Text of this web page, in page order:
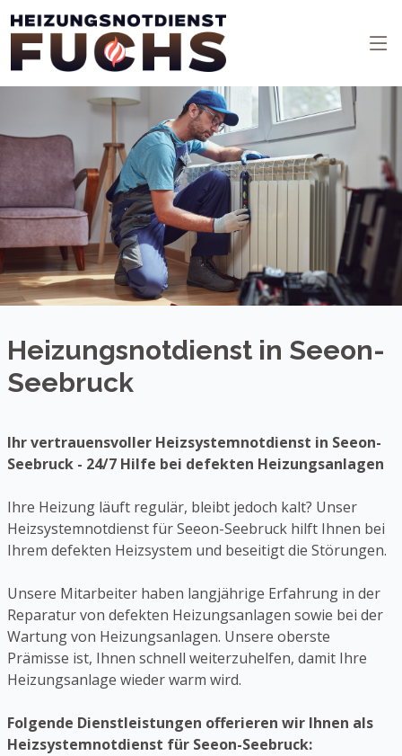
Heizungsnotdienst in Seeon-
Seebruck
Ihr vertrauensvoller Heizsystemnotdienst in Seeon-
Seebruck - 24/7 Hilfe bei defekten Heizungsanlagen
Ihre Heizung läuft regulär, bleibt jedoch kalt? Unser
Heizsystemnotdienst für Seeon-Seebruck hilft Ihnen bei
Ihrem defekten Heizsystem und beseitigt die Störungen.
Unsere Mitarbeiter haben langjährige Erfahrung in der
Reparatur von defekten Heizungsanlagen sowie bei der
Wartung von Heizungsanlagen. Unsere oberste
Prämisse ist, Ihnen schnell weiterzuhelfen, damit Ihre
Heizungsanlage wieder warm wird.
Folgende Dienstleistungen offerieren wir Ihnen als
Heizsystemnotdienst für Seeon-Seebruck: